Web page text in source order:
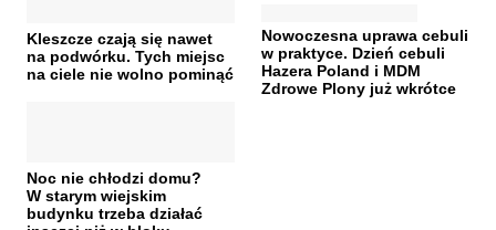
Kleszcze czają się nawet
na podwórku. Tych miejsc
na ciele nie wolno pominąć
Nowoczesna uprawa cebuli
w praktyce. Dzień cebuli
Hazera Poland i MDM
Zdrowe Plony już wkrótce
Noc nie chłodzi domu?
W starym wiejskim
budynku trzeba działać